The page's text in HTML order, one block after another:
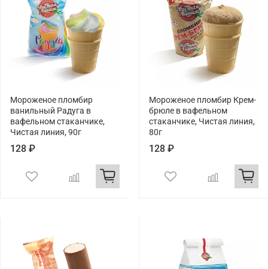
Мороженое пломбир
ванильный Радуга в
вафельном стаканчике,
Чистая линия, 90г
128 ₽
Мороженое пломбир Крем-
брюле в вафельном
стаканчике, Чистая линия,
80г
128 ₽